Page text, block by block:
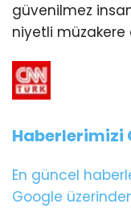
güvenilmez
niyetli müzakere
Haberlerimizi
En güncel
Google